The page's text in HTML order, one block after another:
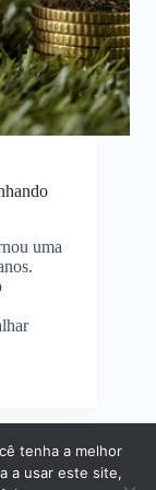
uma
tenha a melhor
a usar este site,